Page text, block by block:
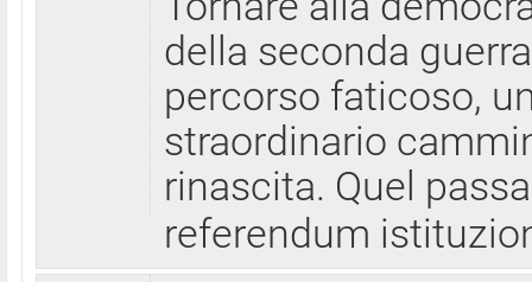
della seconda
percorso faticoso,
straordinario
rinascita. Quel
referendum